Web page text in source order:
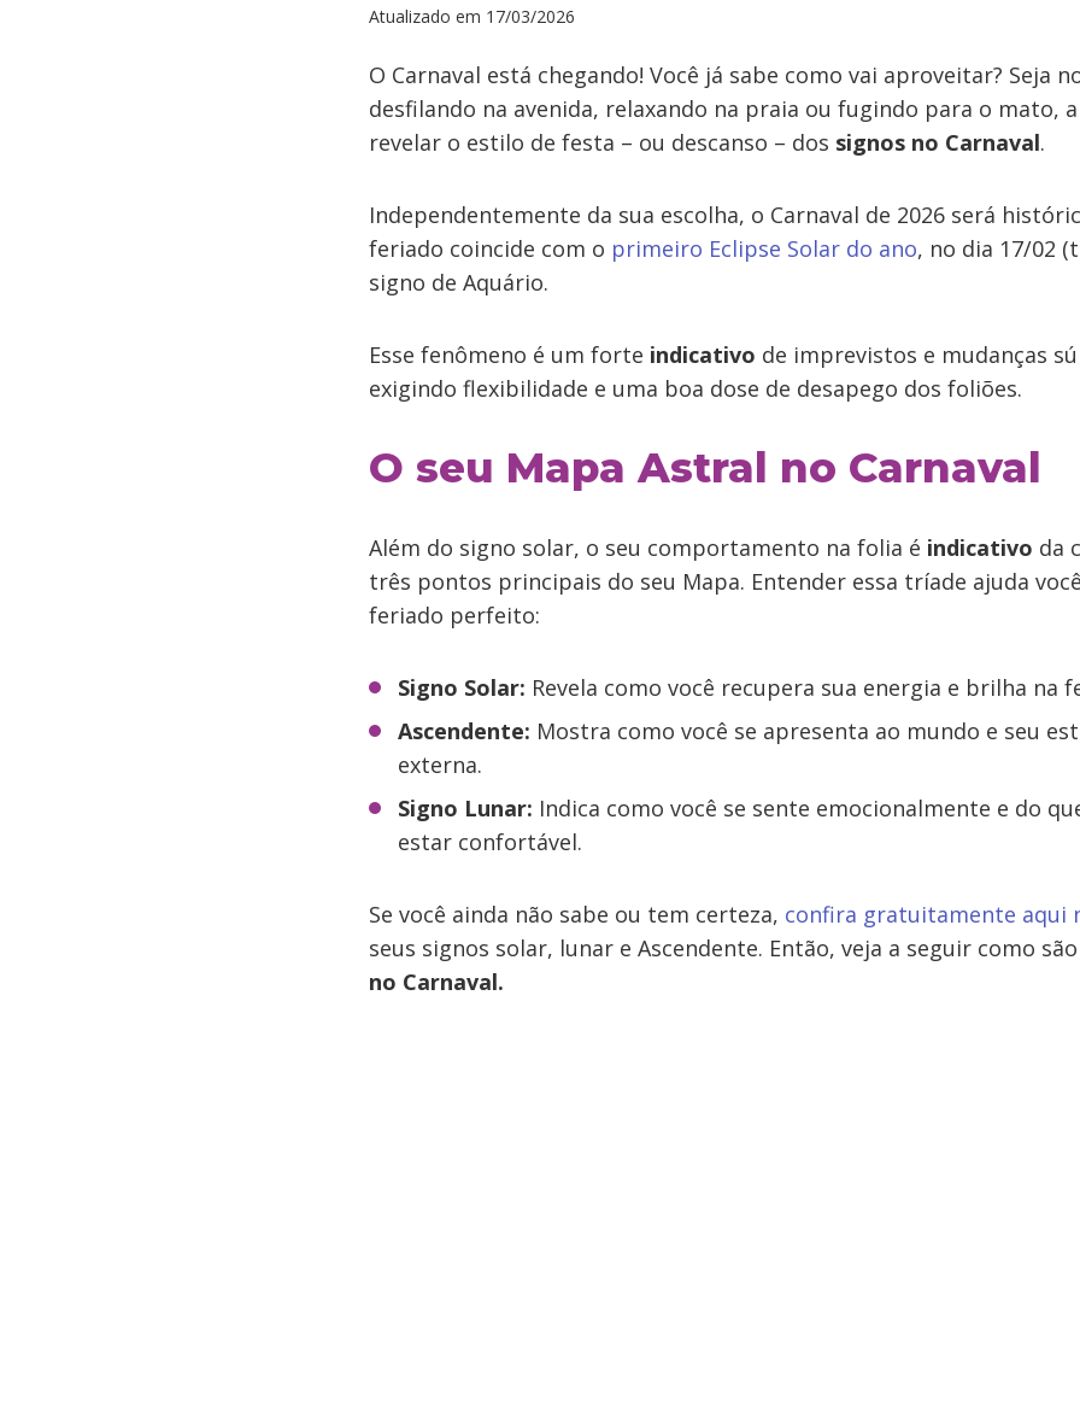
Atualizado em 17/03/2026
O Carnaval está chegando! Você já sabe como vai aproveitar? Seja
desfilando na avenida, relaxando na praia ou fugindo para o mato,
revelar o estilo de festa – ou descanso – dos signos no Carnaval.
Independentemente da sua escolha, o Carnaval de 2026 será
feriado coincide com o primeiro Eclipse Solar do ano, no dia 17/02
signo de Aquário.
Esse fenômeno é um forte indicativo de imprevistos e mudanças
exigindo flexibilidade e uma boa dose de desapego dos foliões.
O seu Mapa Astral no Carnaval
Além do signo solar, o seu comportamento na folia é indicativo da
três pontos principais do seu Mapa. Entender essa tríade ajuda
feriado perfeito:
Signo Solar: Revela como você recupera sua energia e brilha na
Ascendente: Mostra como você se apresenta ao mundo e seu
externa.
Signo Lunar: Indica como você se sente emocionalmente e do
estar confortável.
Se você ainda não sabe ou tem certeza, confira gratuitamente aqui
seus signos solar, lunar e Ascendente. Então, veja a seguir como
no Carnaval.